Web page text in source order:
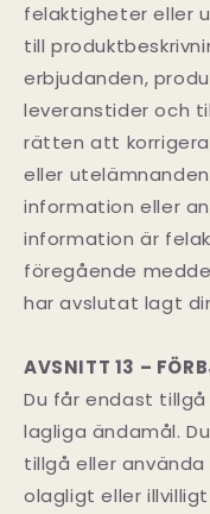
felaktigheter eller
till
erbjudanden,
leveranstider och
rätten att
eller
information eller
information är
föregående
har avslutat lagt
AVSNITT 13 –
Du får endast
lagliga ändamål.
tillgå eller
olagligt eller